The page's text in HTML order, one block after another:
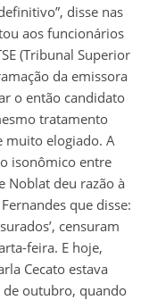
disse nas
aos funcionários
(Tribunal Superior
da emissora
o então candidato
tratamento
muito elogiado. A
isonômico entre
Noblat deu razão à
que disse:
censuram
feira. E hoje,
Cecato estava
de outubro, quando